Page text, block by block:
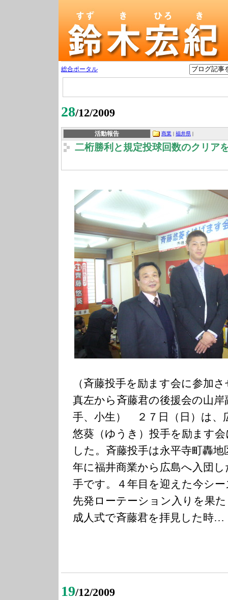
総合ポータル
28/12/2009
活動報告 商業 | 福井県 |
二桁勝利と規定投球回数のクリア
（斉藤投手を励ます会に参加
真左から斉藤君の後援会の山
手、小生） ２７日（日）は、
悠葵（ゆうき）投手を励ます
した。斉藤投手は永平寺町轟
年に福井商業から広島へ入団
手です。４年目を迎えた今シ
先発ローテーション入りを果
成人式で斉藤君を拝見した時…
19/12/2009